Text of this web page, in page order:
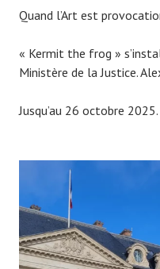
Quand l’Art est
« Kermit the frog »
Ministère de la Justice.
Jusqu’au 26 octobre 2025.